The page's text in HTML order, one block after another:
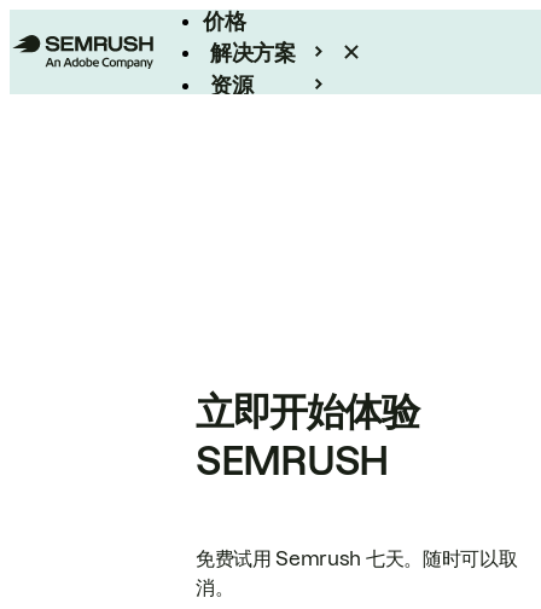
价格
解决方案
资源
立即开始体验
SEMRUSH
免费试用 Semrush 七天。随时可以取
消。